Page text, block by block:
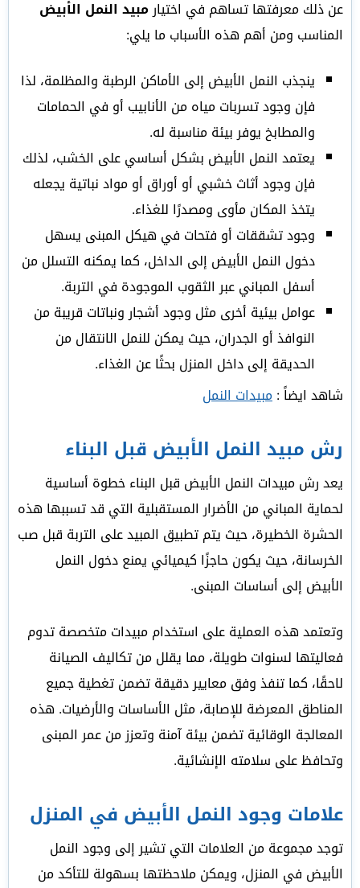
عن ذلك معرفتها تساهم في اختيارمبيد النمل الأبيض
المناسب ومن أهم هذه الأسباب ما يلي:
ينجذب النمل الأبيض إلى الأماكن الرطبة والمظلمة، لذا
فإن وجود تسربات مياه من الأنابيب أو في الحمامات
والمطابخ يوفر بيئة مناسبة له.
يعتمد النمل الأبيض بشكل أساسي على الخشب، لذلك
فإن وجود أثاث خشبي أو أوراق أو مواد نباتية يجعله
يتخذ المكان مأوى ومصدرًا للغذاء.
وجود تشققات أو فتحات في هيكل المبنى يسهل
دخول النمل الأبيض إلى الداخل، كما يمكنه التسلل من
أسفل المباني عبر الثقوب الموجودة في التربة.
عوامل بيئية أخرى مثل وجود أشجار ونباتات قريبة من
النوافذ أو الجدران، حيث يمكن للنمل الانتقال من
الحديقة إلى داخل المنزل بحثًا عن الغذاء.
شاهد ايضاً :مبيدات النمل
رش مبيد النمل الأبيض قبل البناء
يعد رش مبيدات النمل الأبيض قبل البناء خطوة أساسية
لحماية المباني من الأضرار المستقبلية التي قد تسببها هذه
الحشرة الخطيرة، حيث يتم تطبيق المبيد على التربة قبل صب
الخرسانة، حيث يكون حاجزًا كيميائي يمنع دخول النمل
الأبيض إلى أساسات المبنى.
وتعتمد هذه العملية على استخدام مبيدات متخصصة تدوم
فعاليتها لسنوات طويلة، مما يقلل من تكاليف الصيانة
لاحقًا، كما تنفذ وفق معايير دقيقة تضمن تغطية جميع
المناطق المعرضة للإصابة، مثل الأساسات والأرضيات. هذه
المعالجة الوقائية تضمن بيئة آمنة وتعزز من عمر المبنى
وتحافظ على سلامته الإنشائية.
علامات وجود النمل الأبيض في المنزل
توجد مجموعة من العلامات التي تشير إلى وجود النمل
الأبيض في المنزل، ويمكن ملاحظتها بسهولة للتأكد من